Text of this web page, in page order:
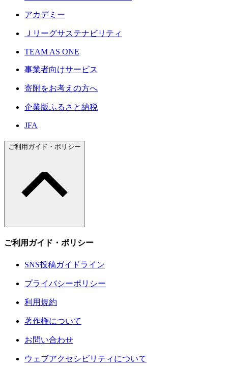
アカデミー
Ｊリーグサステナビリティ
TEAM AS ONE
事業者向けサービス
寄附をお考えの方へ
企業版ふるさと納税
JFA
ご利用ガイド・ポリシー
ご利用ガイド・ポリシー
SNS投稿ガイドライン
プライバシーポリシー
利用規約
著作権について
お問い合わせ
ウェブアクセシビリティについて